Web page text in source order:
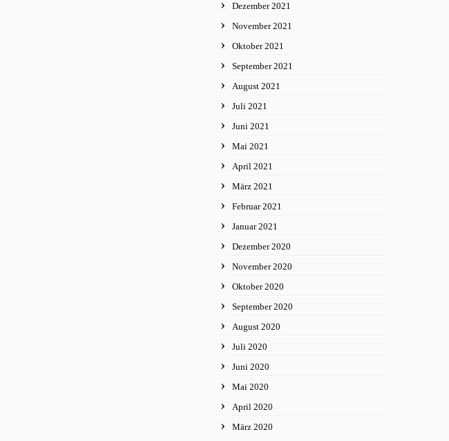
Dezember 2021
November 2021
Oktober 2021
September 2021
August 2021
Juli 2021
Juni 2021
Mai 2021
April 2021
März 2021
Februar 2021
Januar 2021
Dezember 2020
November 2020
Oktober 2020
September 2020
August 2020
Juli 2020
Juni 2020
Mai 2020
April 2020
März 2020